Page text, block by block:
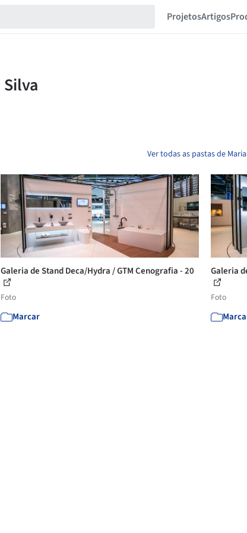
ProjetosArtigos
Ver todas as pastas de
Galeria de Stand Deca/Hydra / GTM Cenografia - 20
Foto
Marcar
Galeria
Foto